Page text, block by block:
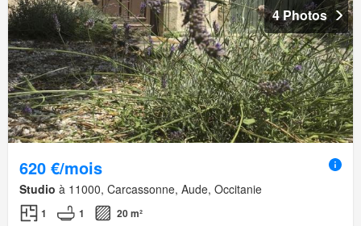
4 Photos
620 €/mois
Studio à 11000, Carcassonne, Aude, Occitanie
1 1
20 m²